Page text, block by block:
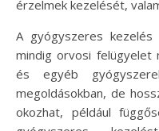
érzelmek kezelését,
A gyógyszeres
mindig orvosi felügyelet
és egyéb
megoldásokban, de
okozhat, például